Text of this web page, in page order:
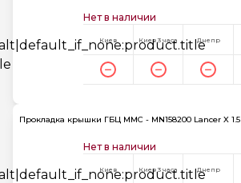
Нет в наличии
Киев Киев 3 часа Днепр
Прокладка крышки ГБЦ MMC - MN158200 Lancer X 1.5
Нет в наличии
Киев Киев 3 часа Днепр